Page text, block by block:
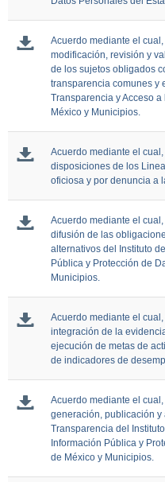
Acuerdo mediante el
modificación, revisión y
de los sujetos obligados
transparencia comunes y
Transparencia y Acceso
México y Municipios.
Acuerdo mediante el
disposiciones de los
oficiosa y por denuncia a
Acuerdo mediante el
difusión de las
alternativos del Instituto
Pública y Protección de
Municipios.
Acuerdo mediante el
integración de la
ejecución de metas de
de indicadores de
Acuerdo mediante el
generación, publicación
Transparencia del
Información Pública y
de México y Municipios.